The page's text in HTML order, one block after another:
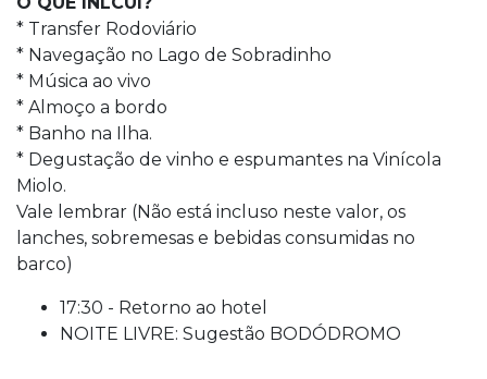
* Transfer Rodoviário
* Navegação no Lago de Sobradinho
* Música ao vivo
* Almoço a bordo
* Banho na Ilha.
* Degustação de vinho e espumantes na Vinícola
Miolo.
Vale lembrar (Não está incluso neste valor, os
lanches, sobremesas e bebidas consumidas no
barco)
17:30 - Retorno ao hotel
NOITE LIVRE: Sugestão BODÓDROMO